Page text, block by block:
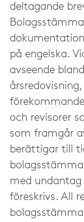
deltagande
på engelska.
avseende
och revisorer
som framgår
berättigar till
med
föreskrivs. All